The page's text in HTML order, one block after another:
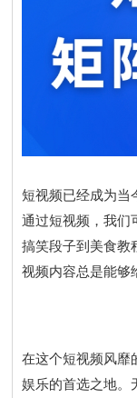
短视频已经成为当
通过短视频，我们
搞笑段子到美食教
视频内容总是能够
在这个短视频风靡
娱乐的首选之地。